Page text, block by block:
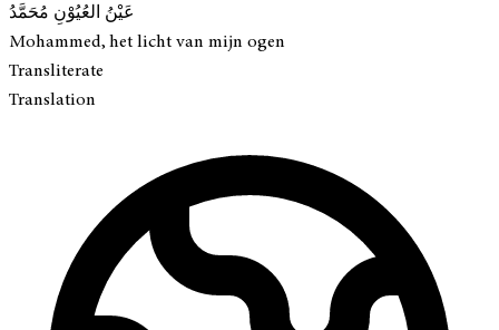
عَيْنُ العُيُوْنِ مُحَمَّدُ
Mohammed, het licht van mijn ogen
Transliterate
Translation